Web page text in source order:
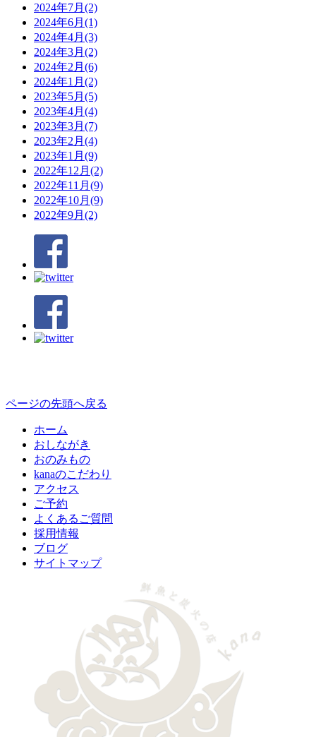
2024年7月(2)
2024年6月(1)
2024年4月(3)
2024年3月(2)
2024年2月(6)
2024年1月(2)
2023年5月(5)
2023年4月(4)
2023年3月(7)
2023年2月(4)
2023年1月(9)
2022年12月(2)
2022年11月(9)
2022年10月(9)
2022年9月(2)
ページの先頭へ戻る
ホーム
おしながき
おのみもの
kanaのこだわり
アクセス
ご予約
よくあるご質問
採用情報
ブログ
サイトマップ